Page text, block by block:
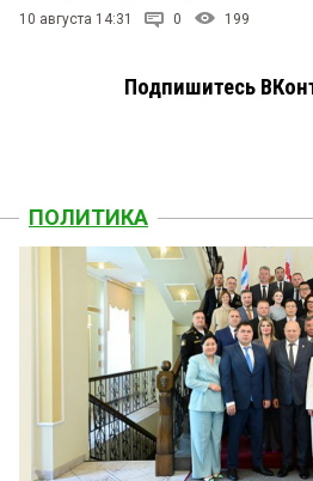
10 августа 14:31 0 199
Подпишитесь
ПОЛИТИКА